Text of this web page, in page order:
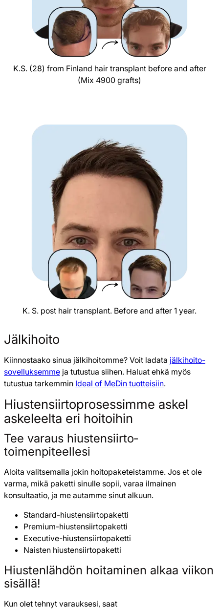
K.S. (28) from Finland hair transplant before and after
(Mix 4900 grafts)
K. S. post hair transplant. Before and after 1 year.
Jälkihoito
Kiinnostaako sinua jälkihoitomme? Voit ladata jälkihoito-
sovelluksemme ja tutustua siihen. Haluat ehkä myös
tutustua tarkemmin Ideal of MeDin tuotteisiin.
Hiustensiirto­prosessimme askel
askeleelta eri hoitoihin
Tee varaus hiustensiirto­
toimenpiteellesi
Aloita valitsemalla jokin hoitopaketeistamme. Jos et ole
varma, mikä paketti sinulle sopii, varaa ilmainen
konsultaatio, ja me autamme sinut alkuun.
Standard-hiustensiirtopaketti
Premium-hiustensiirtopaketti
Executive-hiustensiirtopaketti
Naisten hiustensiirtopaketti
Hiustenlähdön hoitaminen alkaa viikon
sisällä!
Kun olet tehnyt varauksesi, saat